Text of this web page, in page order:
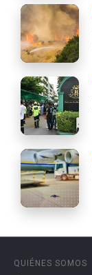
QUIÉNES SOMOS